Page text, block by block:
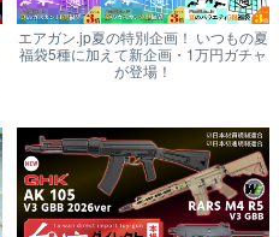
エアガン.jp夏の特別企画！ いつもの夏
福袋5種に加えて新企画・1万円ガチャ
が登場！